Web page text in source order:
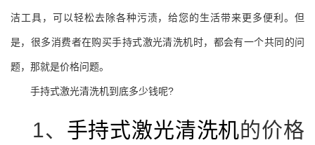
洁工具，可以轻松去除各种污渍，给您的生活带来更多便利。但
是，很多消费者在购买手持式激光清洗机时，都会有一个共同的问
题，那就是价格问题。
手持式激光清洗机到底多少钱呢?
1、 手持式激光清洗机的价格